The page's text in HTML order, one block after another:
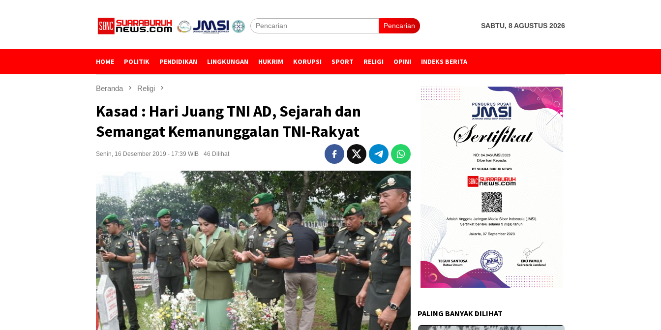
Pencarian SABTU, 8 AGUSTUS 2026
HOME POLITIK PENDIDIKAN LINGKUNGAN HUKRIM KORUPSI SPORT RELIGI OPINI INDEKS BERITA
Beranda Religi
Kasad : Hari Juang TNI AD, Sejarah dan
Semangat Kemanunggalan TNI-Rakyat
Senin, 16 Desember 2019 - 17:39 WIB 46 Dilihat
PALING BANYAK DILIHAT